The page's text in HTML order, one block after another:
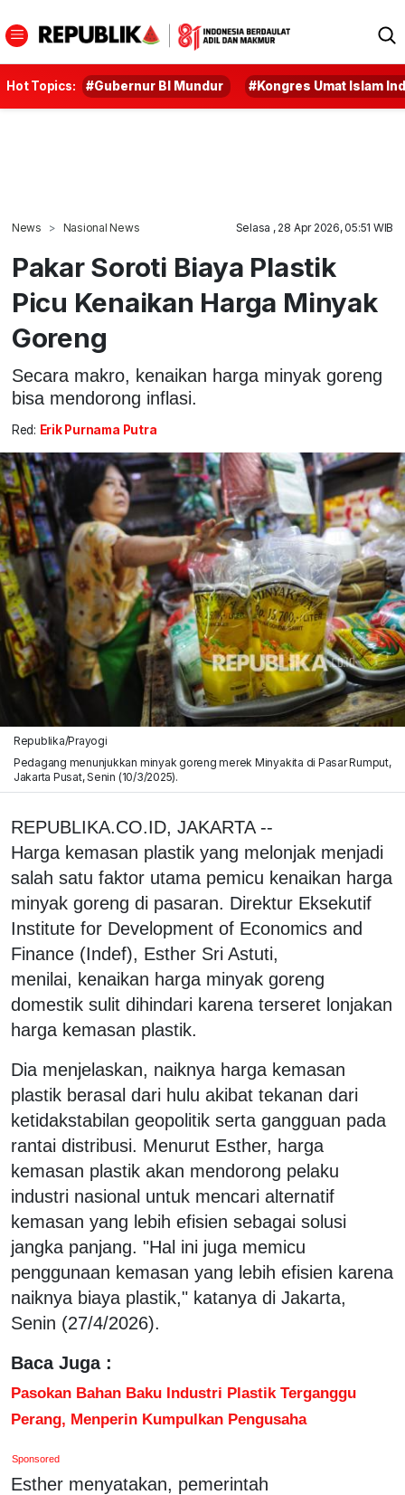
Hot Topics: #Gubernur BI Mundur #Kongres Umat Islam
News Nasional News Selasa , 28 Apr 2026, 05:51 WIB
Pakar Soroti Biaya Plastik
Picu Kenaikan Harga Minyak
Goreng
Secara makro, kenaikan harga minyak goreng
bisa mendorong inflasi.
Red: Erik Purnama Putra
Republika/Prayogi
Pedagang menunjukkan minyak goreng merek Minyakita di Pasar Rumput,
Jakarta Pusat, Senin (10/3/2025).
REPUBLIKA.CO.ID, JAKARTA --
Harga kemasan plastik yang melonjak menjadi
salah satu faktor utama pemicu kenaikan harga
minyak goreng di pasaran. Direktur Eksekutif
Institute for Development of Economics and
Finance (Indef), Esther Sri Astuti,
menilai, kenaikan harga minyak goreng
domestik sulit dihindari karena terseret lonjakan
harga kemasan plastik.
Dia menjelaskan, naiknya harga kemasan
plastik berasal dari hulu akibat tekanan dari
ketidakstabilan geopolitik serta gangguan pada
rantai distribusi. Menurut Esther, harga
kemasan plastik akan mendorong pelaku
industri nasional untuk mencari alternatif
kemasan yang lebih efisien sebagai solusi
jangka panjang. "Hal ini juga memicu
penggunaan kemasan yang lebih efisien karena
naiknya biaya plastik," katanya di Jakarta,
Senin (27/4/2026).
Baca Juga :
Pasokan Bahan Baku Industri Plastik Terganggu
Perang, Menperin Kumpulkan Pengusaha
Sponsored
Esther menyatakan, pemerintah